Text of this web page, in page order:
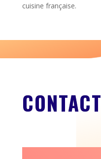
cuisine française.
CONTACT